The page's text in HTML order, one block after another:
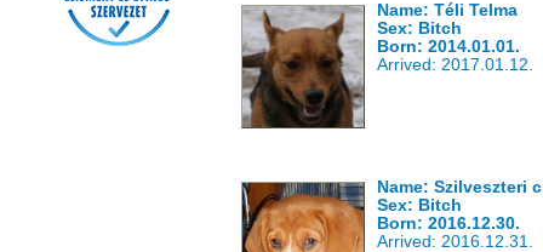
Name: Téli Telma
Sex: Bitch
Born: 2014.01.01.
Arrived: 2017.01.12.
Name: Szilveszteri
Sex: Bitch
Born: 2016.12.30.
Arrived: 2016.12.31.